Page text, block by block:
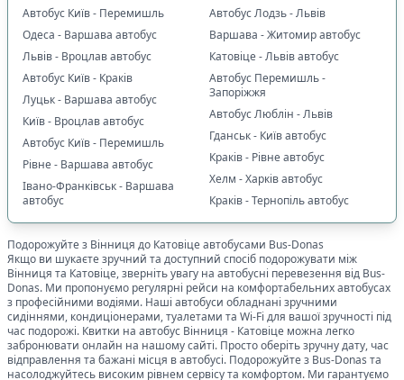
Автобус Київ - Перемишль
Одеса - Варшава автобус
Львів - Вроцлав автобус
Автобус Київ - Краків
Луцьк - Варшава автобус
Київ - Вроцлав автобус
Автобус Київ - Перемишль
Рівне - Варшава автобус
Івано-Франківськ - Варшава
автобус
Автобус Лодзь - Львів
Варшава - Житомир автобус
Катовіце - Львів автобус
Автобус Перемишль -
Запоріжжя
Автобус Люблін - Львів
Гданськ - Київ автобус
Краків - Рівне автобус
Хелм - Харків автобус
Краків - Тернопіль автобус
Подорожуйте з Вінниця до Катовіцеавтобусами Bus-Donas
Якщо ви шукаєте зручний та доступний спосіб подорожувати між
Вінниця та Катовіце, зверніть увагу на автобусні перевезення від Bus-
Donas. Ми пропонуємо регулярні рейси на комфортабельних автобусах
з професійними водіями. Наші автобуси обладнані зручними
сидіннями, кондиціонерами, туалетами та Wi-Fi для вашої зручності під
час подорожі. Квитки на автобус Вінниця - Катовіце можна легко
забронювати онлайн на нашому сайті. Просто оберіть зручну дату, час
відправлення та бажані місця в автобусі. Подорожуйте з Bus-Donas та
насолоджуйтесь високим рівнем сервісу та комфортом. Ми гарантуємо